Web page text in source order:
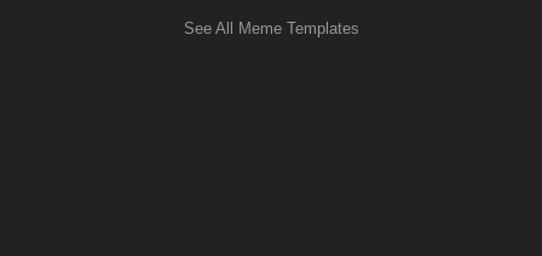
See All Meme Templates